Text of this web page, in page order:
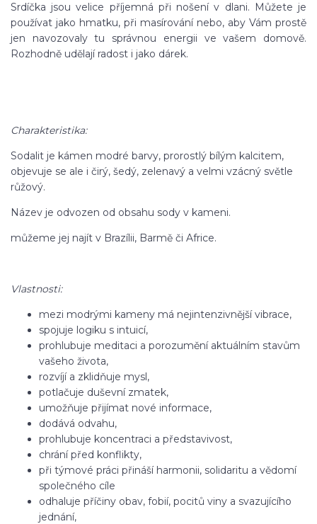
Srdíčka jsou velice příjemná při nošení v dlani. Můžete je
používat jako hmatku, při masírování nebo, aby Vám prostě
jen navozovaly tu správnou energii ve vašem domově.
Rozhodně udělají radost i jako dárek.
Charakteristika:
Sodalit je kámen modré barvy, prorostlý bílým kalcitem,
objevuje se ale i čirý, šedý, zelenavý a velmi vzácný světle
růžový.
Název je odvozen od obsahu sody v kameni.
můžeme jej najít v Brazílii, Barmě či Africe.
Vlastnosti:
mezi modrými kameny má nejintenzivnější vibrace,
spojuje logiku s intuicí,
prohlubuje meditaci a porozumění aktuálním stavům
vašeho života,
rozvíjí a zklidňuje mysl,
potlačuje duševní zmatek,
umožňuje přijímat nové informace,
dodává odvahu,
prohlubuje koncentraci a představivost,
chrání před konflikty,
při týmové práci přináší harmonii, solidaritu a vědomí
společného cíle
odhaluje příčiny obav, fobií, pocitů viny a svazujícího
jednání,